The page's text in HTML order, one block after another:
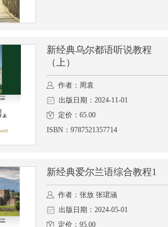
新经典乌尔都语听说教程
（上）
作者：周袁
出版日期：2024-11-01
定价：65.00
ISBN：9787521357714
新经典爱尔兰语综合教程1
作者：张放 张珺涵
出版日期：2024-05-01
定价：95.00